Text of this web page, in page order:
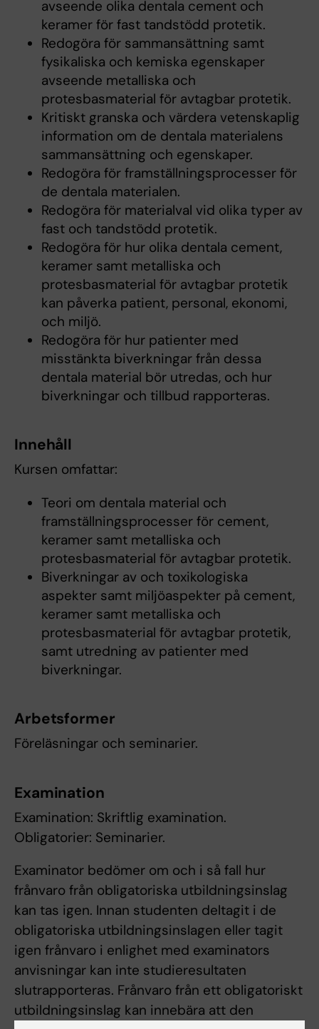
avseende olika dentala cement och
keramer för fast tandstödd protetik.
Redogöra för sammansättning samt
fysikaliska och kemiska egenskaper
avseende metalliska och
protesbasmaterial för avtagbar protetik.
Kritiskt granska och värdera vetenskaplig
information om de dentala materialens
sammansättning och egenskaper.
Redogöra för framställningsprocesser för
de dentala materialen.
Redogöra för materialval vid olika typer av
fast och tandstödd protetik.
Redogöra för hur olika dentala cement,
keramer samt metalliska och
protesbasmaterial för avtagbar protetik
kan påverka patient, personal, ekonomi,
och miljö.
Redogöra för hur patienter med
misstänkta biverkningar från dessa
dentala material bör utredas, och hur
biverkningar och tillbud rapporteras.
Innehåll
Kursen omfattar:
Teori om dentala material och
framställningsprocesser för cement,
keramer samt metalliska och
protesbasmaterial för avtagbar protetik.
Biverkningar av och toxikologiska
aspekter samt miljöaspekter på cement,
keramer samt metalliska och
protesbasmaterial för avtagbar protetik,
samt utredning av patienter med
biverkningar.
Arbetsformer
Föreläsningar och seminarier.
Examination
Examination: Skriftlig examination.
Obligatorier: Seminarier.
Examinator bedömer om och i så fall hur
frånvaro från obligatoriska utbildningsinslag
kan tas igen. Innan studenten deltagit i de
obligatoriska utbildningsinslagen eller tagit
igen frånvaro i enlighet med examinators
anvisningar kan inte studieresultaten
slutrapporteras. Frånvaro från ett obligatoriskt
utbildningsinslag kan innebära att den